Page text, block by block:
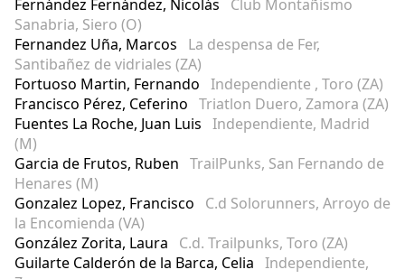
Fernández Fernández, Nicolás Club Montañismo
Sanabria, Siero (O)
Fernandez Uña, Marcos La despensa de Fer,
Santibañez de vidriales (ZA)
Fortuoso Martin, Fernando Independiente , Toro (ZA)
Francisco Pérez, Ceferino Triatlon Duero, Zamora (ZA)
Fuentes La Roche, Juan Luis Independiente, Madrid
(M)
Garcia de Frutos, Ruben TrailPunks, San Fernando de
Henares (M)
Gonzalez Lopez, Francisco C.d Solorunners, Arroyo de
la Encomienda (VA)
González Zorita, Laura C.d. Trailpunks, Toro (ZA)
Guilarte Calderón de la Barca, Celia Independiente,